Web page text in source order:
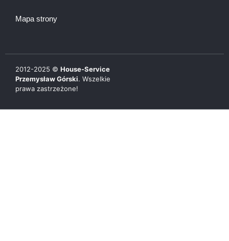
Mapa strony
2012-2025 © House-Service
Przemysław Górski. Wszelkie
prawa zastrzeżone!